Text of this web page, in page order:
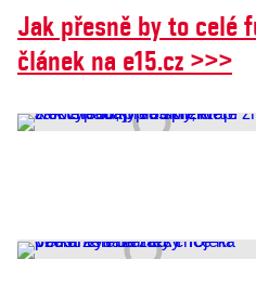
Jak přesně by to celé
článek na e15.cz >>>